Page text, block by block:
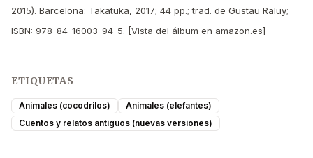
2015). Barcelona: Takatuka, 2017; 44 pp.; trad. de Gustau Raluy;
ISBN: 978-84-16003-94-5. [Vista del álbum en amazon.es]
ETIQUETAS
Animales (cocodrilos)
Animales (elefantes)
Cuentos y relatos antiguos (nuevas versiones)